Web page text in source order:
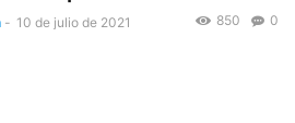
- 10 de julio de 2021 0
850